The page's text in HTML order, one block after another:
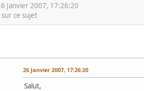
Janvier 2007, 17:26:20
ce sujet
26 Janvier 2007, 17:26:20
Salut,